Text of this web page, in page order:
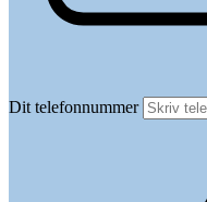
Dit telefonnummer